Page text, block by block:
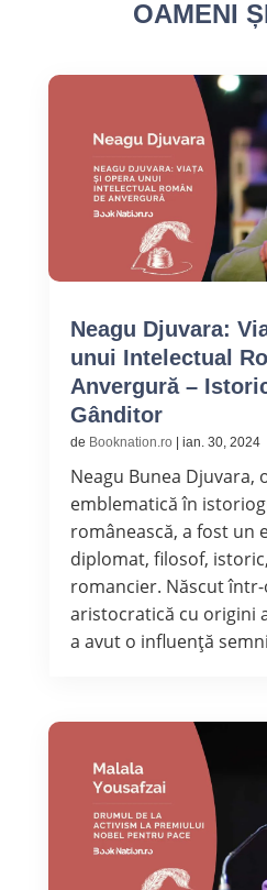
OAMENI
Neagu Djuvara:
unui Intelectual
Anvergură –
Gânditor
de Booknation.ro ian. 30, 2024
Neagu Bunea Djuvara,
emblematică în
românească, a fost un
diplomat, filosof,
romancier. Născut
aristocratică cu origini
a avut o influență